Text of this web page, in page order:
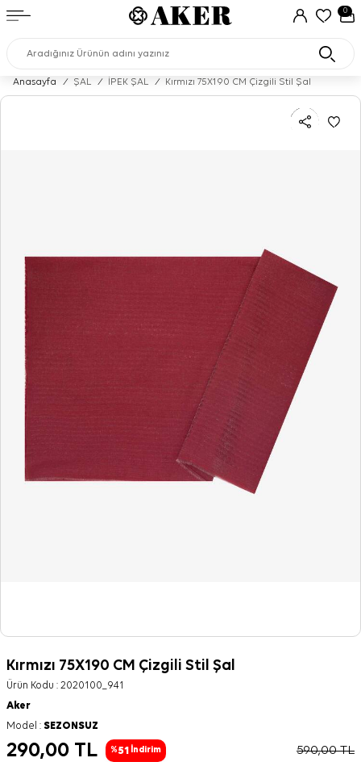
0
Anasayfa / ŞAL / İPEK ŞAL / Kırmızı 75X190 CM Çizgili Stil Şal
Kırmızı 75X190 CM Çizgili Stil Şal
Ürün Kodu : 2020100_941
Aker
Model : SEZONSUZ
290,00 TL %51 İndirim 590,00TL